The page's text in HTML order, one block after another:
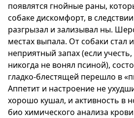
появлятся гнойные раны,
собаке дискомфорт, в
разгрызал и зализывал ны.
местах выпала. От собаки стал
неприятный запах (если учесть,
никогда не вонял псиной),
гладко-блестящей перешло в
Аппетит и настроение не
хорошо кушал, и активность в
био химического анализа